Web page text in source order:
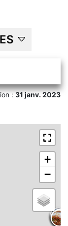
:31 janv. 2023
+
−